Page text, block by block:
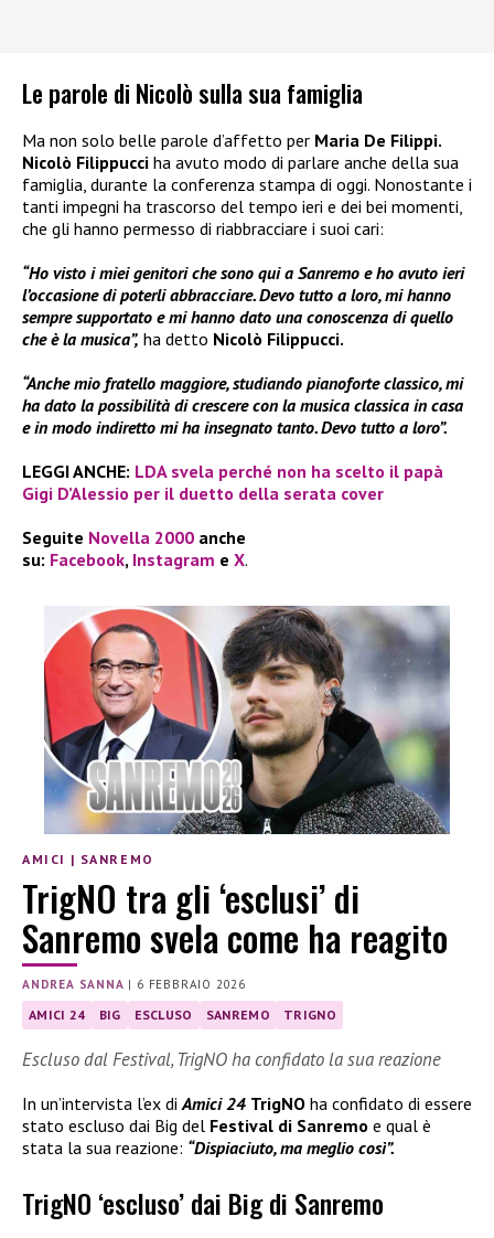
Le parole di Nicolò sulla sua famiglia
Ma non solo belle parole d’affetto per Maria De Filippi.
Nicolò Filippucci ha avuto modo di parlare anche della sua
famiglia, durante la conferenza stampa di oggi. Nonostante i
tanti impegni ha trascorso del tempo ieri e dei bei momenti,
che gli hanno permesso di riabbracciare i suoi cari:
“Ho visto i miei genitori che sono qui a Sanremo e ho avuto ieri
l’occasione di poterli abbracciare. Devo tutto a loro, mi hanno
sempre supportato e mi hanno dato una conoscenza di quello
che è la musica”, ha detto Nicolò Filippucci.
“Anche mio fratello maggiore, studiando pianoforte classico, mi
ha dato la possibilità di crescere con la musica classica in casa
e in modo indiretto mi ha insegnato tanto. Devo tutto a loro”.
LEGGI ANCHE: LDA svela perché non ha scelto il papà
Gigi D’Alessio per il duetto della serata cover
Seguite Novella 2000 anche
su: Facebook, Instagram e X.
AMICI | SANREMO
TrigNO tra gli ‘esclusi’ di
Sanremo svela come ha reagito
ANDREA SANNA | 6 FEBBRAIO 2026
AMICI 24 BIG ESCLUSO SANREMO TRIGNO
Escluso dal Festival, TrigNO ha confidato la sua reazione
In un’intervista l’ex di Amici 24 TrigNO ha confidato di essere
stato escluso dai Big del Festival di Sanremo e qual è
stata la sua reazione: “Dispiaciuto, ma meglio così”.
TrigNO ‘escluso’ dai Big di Sanremo